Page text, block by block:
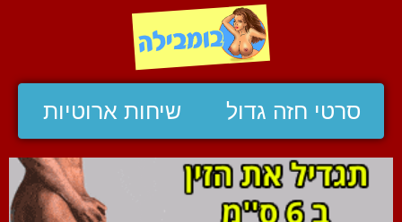
סרטי חזה גדול שיחות ארוטיות